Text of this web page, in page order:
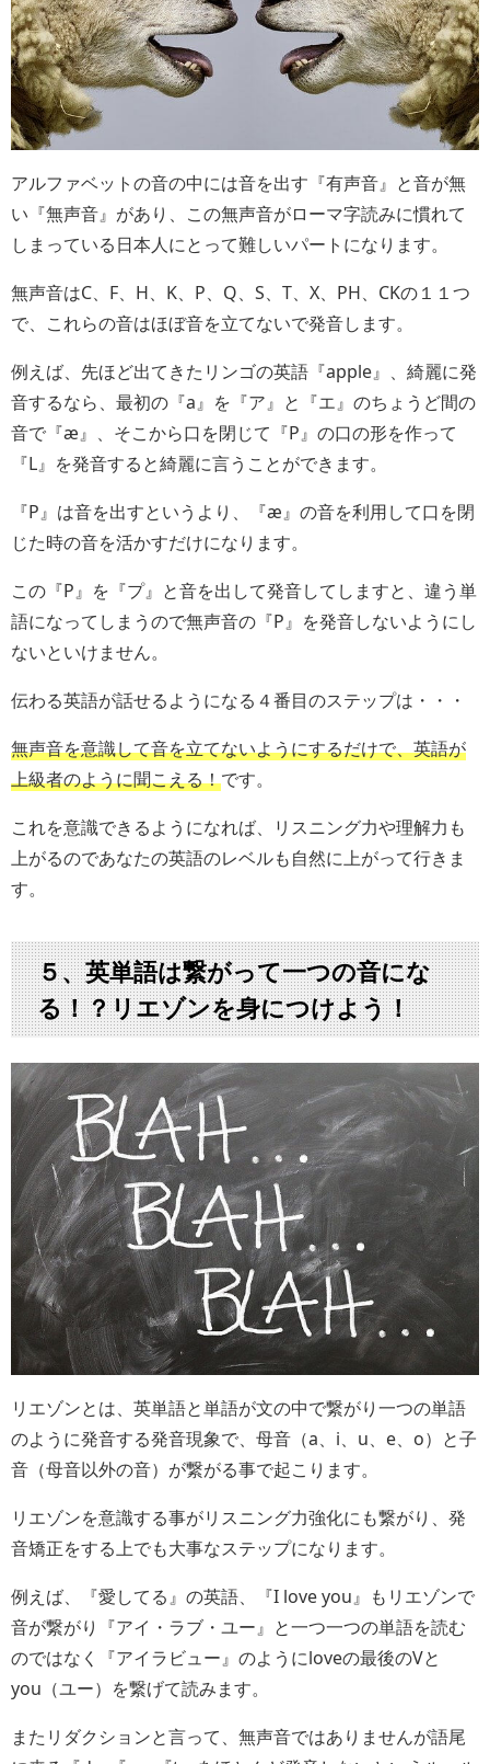
アルファベットの音の中には音を出す『有声音』と音が無
い『無声音』があり、この無声音がローマ字読みに慣れて
しまっている日本人にとって難しいパートになります。
無声音はC、F、H、K、P、Q、S、T、X、PH、CKの１１つ
で、これらの音はほぼ音を立てないで発音します。
例えば、先ほど出てきたリンゴの英語『apple』、綺麗に発
音するなら、最初の『a』を『ア』と『エ』のちょうど間の
音で『æ』、そこから口を閉じて『P』の口の形を作って
『L』を発音すると綺麗に言うことができます。
『P』は音を出すというより、『æ』の音を利用して口を閉
じた時の音を活かすだけになります。
この『P』を『プ』と音を出して発音してしますと、違う単
語になってしまうので無声音の『P』を発音しないようにし
ないといけません。
伝わる英語が話せるようになる４番目のステップは・・・
無声音を意識して音を立てないようにするだけで、英語が
上級者のように聞こえる！です。
これを意識できるようになれば、リスニング力や理解力も
上がるのであなたの英語のレベルも自然に上がって行きま
す。
５、英単語は繋がって一つの音にな
る！？リエゾンを身につけよう！
リエゾンとは、英単語と単語が文の中で繋がり一つの単語
のように発音する発音現象で、母音（a、i、u、e、o）と子
音（母音以外の音）が繋がる事で起こります。
リエゾンを意識する事がリスニング力強化にも繋がり、発
音矯正をする上でも大事なステップになります。
例えば、『愛してる』の英語、『I love you』もリエゾンで
音が繋がり『アイ・ラブ・ユー』と一つ一つの単語を読む
のではなく『アイラビュー』のようにloveの最後のVと
you（ユー）を繋げて読みます。
またリダクションと言って、無声音ではありませんが語尾